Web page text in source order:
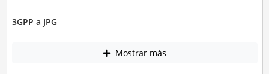
3GPP a JPG
Mostrar más